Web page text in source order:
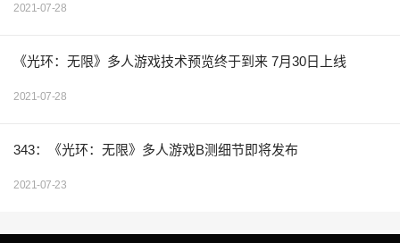
2021-07-28
《光环：无限》多人游戏技术预览终于到来 7月30日上线
2021-07-28
343：《光环：无限》多人游戏B测细节即将发布
2021-07-23